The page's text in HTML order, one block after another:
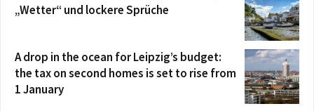
„Wetter“ und lockere Sprüche
A drop in the ocean for Leipzig’s budget:
the tax on second homes is set to rise from
1 January